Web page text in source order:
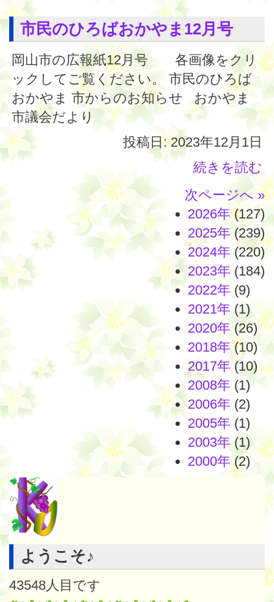
市民のひろばおかやま12月号
岡山市の広報紙12月号 各画像をクリ
ックしてご覧ください。 市民のひろば
おかやま 市からのお知らせ おかやま
市議会だより
投稿日: 2023年12月1日
続きを読む
次ページへ »
2026年(127)
2025年(239)
2024年 (220)
2023年 (184)
2022年 (9)
2021年 (1)
2020年(26)
2018年(10)
2017年(10)
2008年 (1)
2006年 (2)
2005年 (1)
2003年(1)
2000年 (2)
ようこそ♪
43548 人目です